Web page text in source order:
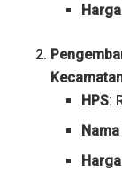
HPS: